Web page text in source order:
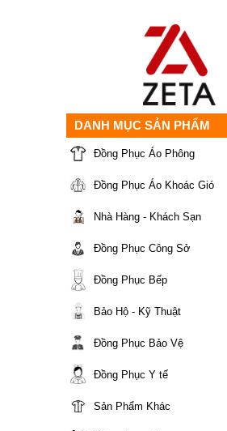
DANH MỤC SẢN PHẨM
Đồng Phục Áo Phông
Đồng Phục Áo Khoác Gió
Nhà Hàng - Khách Sạn
Đồng Phục Công Sở
Đồng Phục Bếp
Bảo Hộ - Kỹ Thuật
Đồng Phục Bảo Vệ
Đồng Phục Y tế
Sản Phẩm Khác